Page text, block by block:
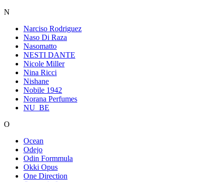
N
Narciso Rodriguez
Naso Di Raza
Nasomatto
NESTI DANTE
Nicole Miller
Nina Ricci
Nishane
Nobile 1942
Norana Perfumes
NU_BE
O
Ocean
Odejo
Odin Formmula
Okki Opus
One Direction